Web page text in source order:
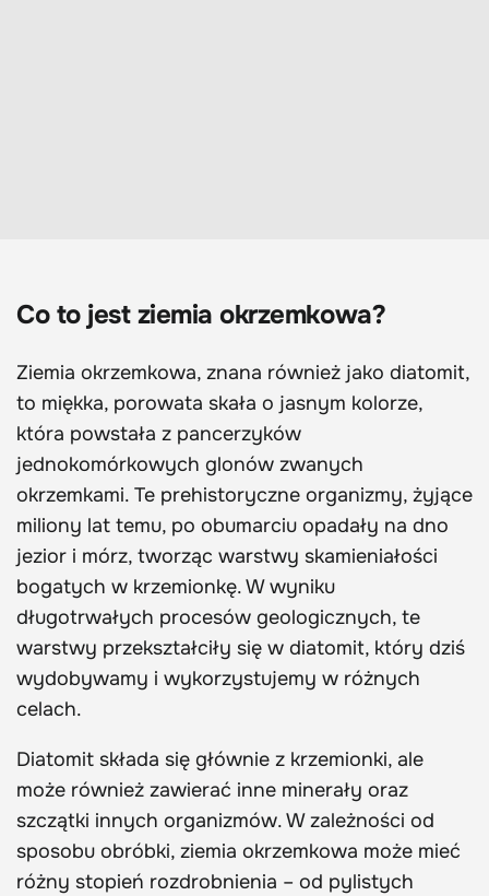
Co to jest ziemia okrzemkowa?
Ziemia okrzemkowa, znana również jako diatomit,
to miękka, porowata skała o jasnym kolorze,
która powstała z pancerzyków
jednokomórkowych glonów zwanych
okrzemkami. Te prehistoryczne organizmy, żyjące
miliony lat temu, po obumarciu opadały na dno
jezior i mórz, tworząc warstwy skamieniałości
bogatych w krzemionkę. W wyniku
długotrwałych procesów geologicznych, te
warstwy przekształciły się w diatomit, który dziś
wydobywamy i wykorzystujemy w różnych
celach.
Diatomit składa się głównie z krzemionki, ale
może również zawierać inne minerały oraz
szczątki innych organizmów. W zależności od
sposobu obróbki, ziemia okrzemkowa może mieć
różny stopień rozdrobnienia – od pylistych